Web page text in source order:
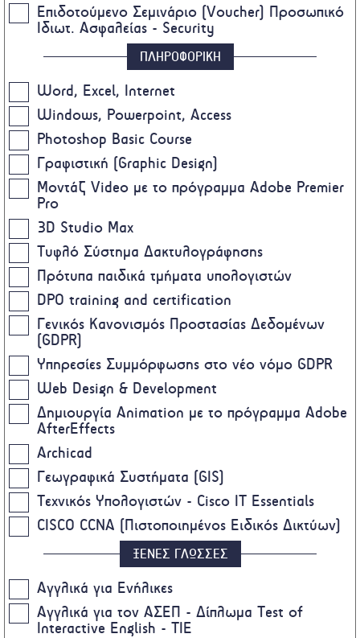
Επιδοτούμενο Σεμινάριο (Voucher) Προσωπικό
Ιδιωτ. Ασφαλείας - Security
ΠΛΗΡΟΦΟΡΙΚΗ
Word, Excel, Internet
Windows, Powerpoint, Access
Photoshop Basic Course
Γραφιστική (Graphic Design)
Μοντάζ Video με το πρόγραμμα Adobe Premier
Pro
3D Studio Max
Τυφλό Σύστημα Δακτυλογράφησης
Πρότυπα παιδικά τμήματα υπολογιστών
DPO training and certification
Γενικός Κανονισμός Προστασίας Δεδομένων
(GDPR)
Υπηρεσίες Συμμόρφωσης στο νέο νόμο GDPR
Web Design & Development
Δημιουργία Animation με το πρόγραμμα Adobe
AfterEffects
Archicad
Γεωγραφικά Συστήματα (GIS)
Τεχνικός Υπολογιστών - Cisco IT Essentials
CISCO CCNA (Πιστοποιημένος Ειδικός Δικτύων)
ΞΕΝΕΣ ΓΛΩΣΣΕΣ
Αγγλικά για Ενήλικες
Αγγλικά για τον ΑΣΕΠ - Δίπλωμα Test of
Interactive English - TIE